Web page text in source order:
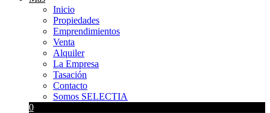
Inicio
Propiedades
Emprendimientos
Venta
Alquiler
La Empresa
Tasación
Contacto
Somos SELECTIA
0